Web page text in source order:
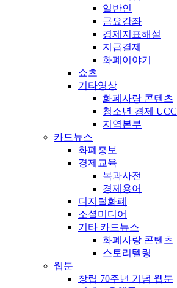
일반인
금요강좌
경제지표해설
지급결제
화폐이야기
쇼츠
기타영상
화폐사랑 콘텐츠
청소년 경제 UCC
지역본부
카드뉴스
화폐홍보
경제교육
복과사전
경제용어
디지털화폐
소셜미디어
기타 카드뉴스
화폐사랑 콘텐츠
스토리텔링
웹툰
창립 70주년 기념 웹툰